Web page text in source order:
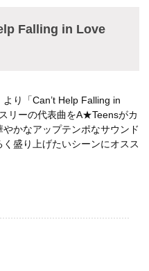
Falling in Love
り「Can’t Help Falling in
リーの代表曲をA★Teensがカ
かなアップテンポなサウンド
盛り上げたいシーンにオスス